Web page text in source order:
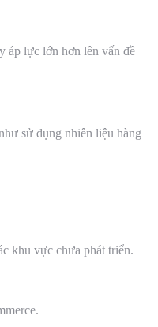
áp lực lớn hơn lên vấn đề
sử dụng nhiên liệu hàng
khu vực chưa phát triển.